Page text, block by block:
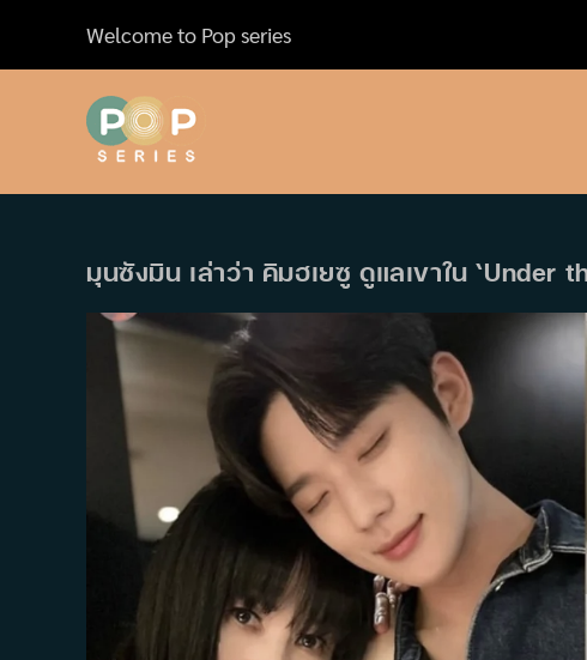
content
Welcome to Pop series
มุนซังมิน เล่าว่า คิมฮเยซู ดูแลเขาใน ‘Under